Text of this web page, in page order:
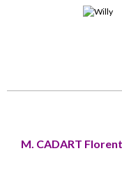
M. CADART Florent